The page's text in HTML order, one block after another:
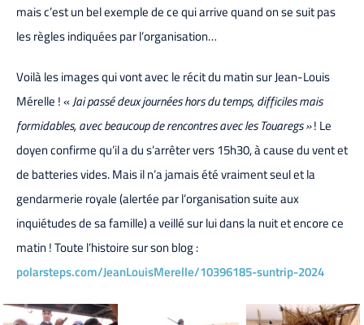
mais c’est un bel exemple de ce qui arrive quand on se suit pas
les règles indiquées par l’organisation…
Voilà les images qui vont avec le récit du matin sur Jean-Louis
Mérelle ! « Jai passé deux journées hors du temps, difficiles mais
formidables, avec beaucoup de rencontres avec les Touaregs »! Le
doyen confirme qu’il a du s’arrêter vers 15h30, à cause du vent et
de batteries vides. Mais il n’a jamais été vraiment seul et la
gendarmerie royale (alertée par l’organisation suite aux
inquiétudes de sa famille) a veillé sur lui dans la nuit et encore ce
matin ! Toute l’histoire sur son blog :
polarsteps.com/JeanLouisMerelle/10396185-suntrip-2024